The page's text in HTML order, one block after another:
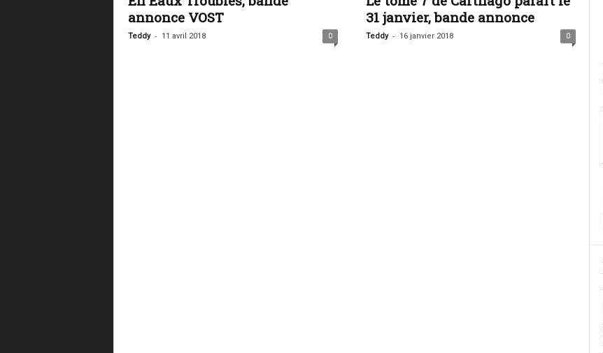
annonce VOST
Teddy - 11 avril 2018 0
31 janvier, bande annonce
Teddy - 16 janvier 2018 0